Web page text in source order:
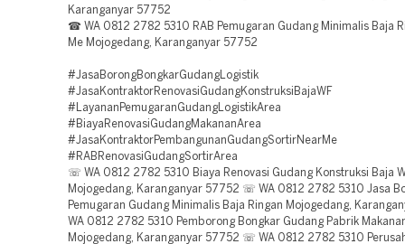
Karanganyar 57752
☎ WA 0812 2782 5310 RAB Pemugaran Gudang Minimalis Baja
Me Mojogedang, Karanganyar 57752
#JasaBorongBongkarGudangLogistik
#JasaKontraktorRenovasiGudangKonstruksiBajaWF
#LayananPemugaranGudangLogistikArea
#BiayaRenovasiGudangMakananArea
#JasaKontraktorPembangunanGudangSortirNearMe
#RABRenovasiGudangSortirArea
☏ WA 0812 2782 5310 Biaya Renovasi Gudang Konstruksi Baja
Mojogedang, Karanganyar 57752 ☏ WA 0812 2782 5310 Jasa
Pemugaran Gudang Minimalis Baja Ringan Mojogedang,
WA 0812 2782 5310 Pemborong Bongkar Gudang Pabrik
Mojogedang, Karanganyar 57752 ☏ WA 0812 2782 5310